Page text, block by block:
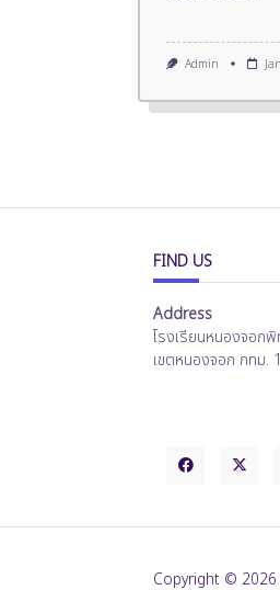
Admin
FIND US
Address
โรงเรียนหนองจอก
เขตหนองจอก กทม.
Copyright ©